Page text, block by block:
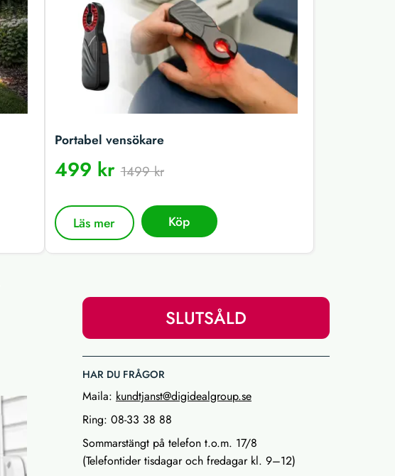
Portabel vensökare
499 kr1499 kr
Läs mer Köp
SLUTSÅLD
HAR DU FRÅGOR
Maila: kundtjanst@digidealgroup.se
Ring: 08-33 38 88
Sommarstängt på telefon t.o.m. 17/8
(Telefontider tisdagar och fredagar kl. 9–12)